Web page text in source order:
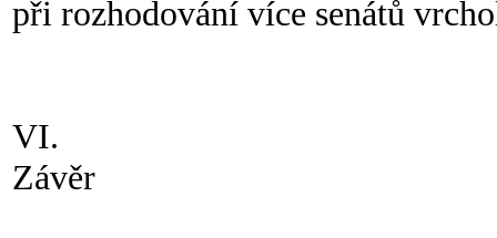
při rozhodování více senátů
VI.
Závěr